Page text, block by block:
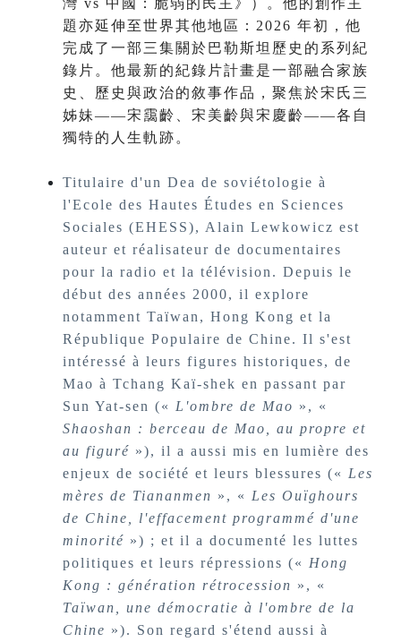
灣 vs 中國：脆弱的民主》）。他的創作主
題亦延伸至世界其他地區：2026 年初，他
完成了一部三集關於巴勒斯坦歷史的系列紀
錄片。他最新的紀錄片計畫是一部融合家族
史、歷史與政治的敘事作品，聚焦於宋氏三
姊妹——宋靄齡、宋美齡與宋慶齡——各自
獨特的人生軌跡。
Titulaire d'un Dea de soviétologie à
l'Ecole des Hautes Études en Sciences
Sociales (EHESS), Alain Lewkowicz est
auteur et réalisateur de documentaires
pour la radio et la télévision. Depuis le
début des années 2000, il explore
notamment Taïwan, Hong Kong et la
République Populaire de Chine. Il s'est
intéressé à leurs figures historiques, de
Mao à Tchang Kaï-shek en passant par
Sun Yat-sen (« L'ombre de Mao », «
Shaoshan : berceau de Mao, au propre et
au figuré »), il a aussi mis en lumière des
enjeux de société et leurs blessures (« Les
mères de Tiananmen », « Les Ouïghours
de Chine, l'effacement programmé d'une
minorité ») ; et il a documenté les luttes
politiques et leurs répressions (« Hong
Kong : génération rétrocession », «
Taïwan, une démocratie à l'ombre de la
Chine »). Son regard s'étend aussi à